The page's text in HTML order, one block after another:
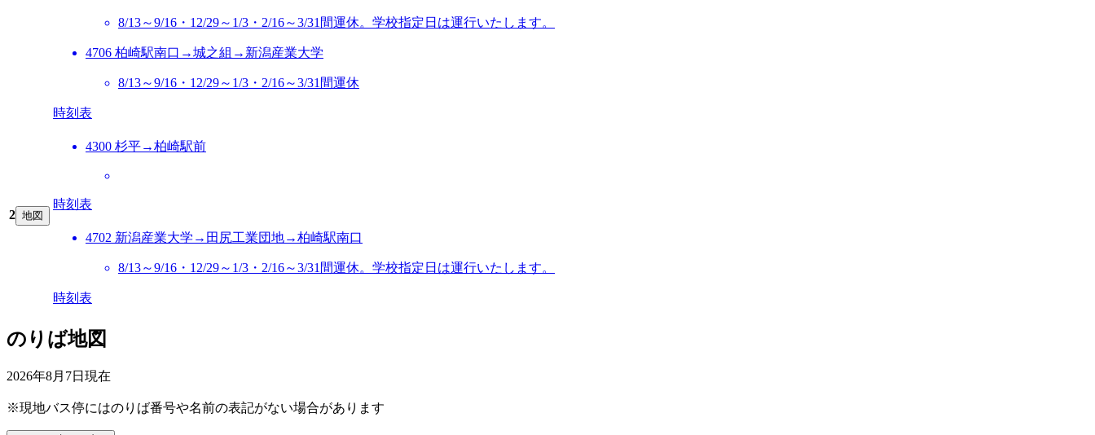
8/13～9/16・12/29～1/3・2/16～3/31間運休。学校指定日は運行いたします。
4706 柏崎駅南口→城之組→新潟産業大学
8/13～9/16・12/29～1/3・2/16～3/31間運休
時刻表
2 地図
4300 杉平→柏崎駅前
時刻表
4702 新潟産業大学→田尻工業団地→柏崎駅南口
8/13～9/16・12/29～1/3・2/16～3/31間運休。学校指定日は運行いたします。
時刻表
のりば地図
2026年8月7日 現在
※現地バス停にはのりば番号や名前の表記がない場合があります